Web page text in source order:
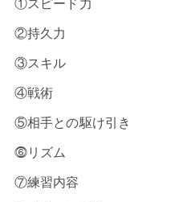
①スピード力
②持久力
③スキル
④戦術
⑤相手との駆け引き
⓺リズム
⑦練習内容